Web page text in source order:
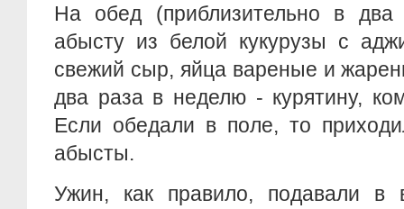
На обед (приблизительно в
абысту из белой кукурузы с
свежий сыр, яйца вареные и
два раза в неделю - курятину,
Если обедали в поле, то
абысты.
Ужин, как правило, подавали в